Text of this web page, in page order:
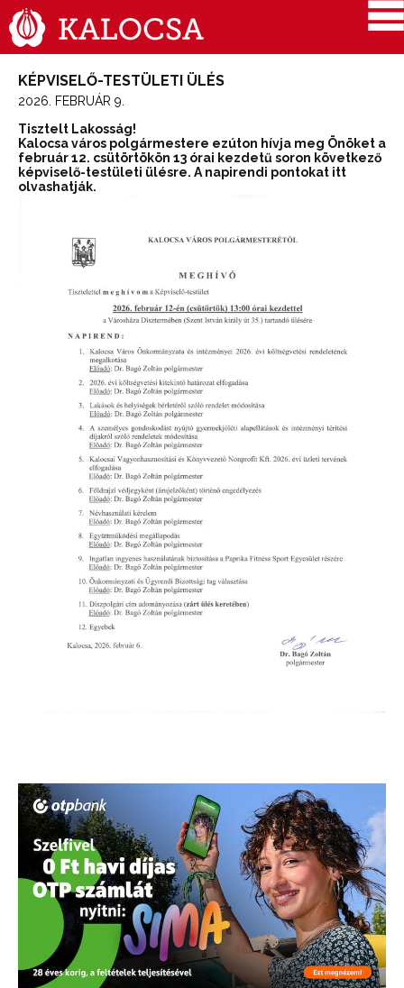
KÉPVISELŐ-TESTÜLETI ÜLÉS
2026. FEBRUÁR 9.
Tisztelt Lakosság!
Kalocsa város polgármestere ezúton hívja meg Önöket a
február 12. csütörtökön 13 órai kezdetű soron következő
képviselő-testületi ülésre. A napirendi pontokat itt
olvashatják.